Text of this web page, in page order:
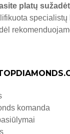
platų
komanda